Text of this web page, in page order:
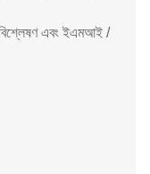
বিশ্লেষণ এবং ইএমআই /